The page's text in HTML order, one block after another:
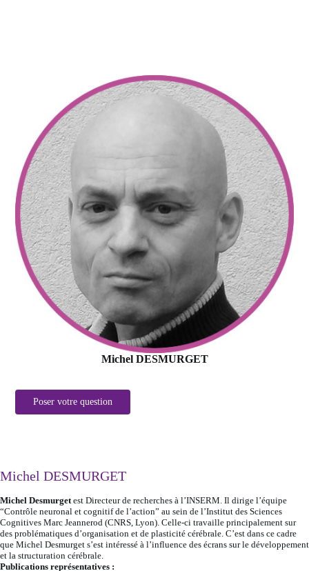
Michel DESMURGET
Poser votre question
Michel DESMURGET
Michel Desmurgetest Directeur de recherches à l’INSERM. Il dirige l’équipe
“Contrôle neuronal et cognitif de l’action” au sein de l’Institut des Sciences
Cognitives Marc Jeannerod (CNRS, Lyon). Celle-ci travaille principalement sur
des problématiques d’organisation et de plasticité cérébrale. C’est dans ce cadre
que Michel Desmurget s’est intéressé à l’influence des écrans sur le développement
et la structuration cérébrale.
Publications représentatives :